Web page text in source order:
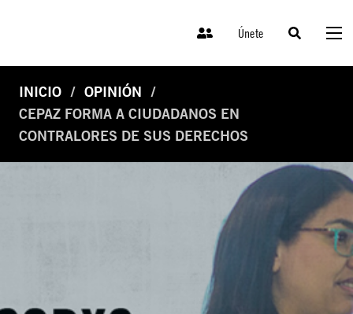
Únete
INICIO
OPINIÓN
CEPAZ FORMA A CIUDADANOS EN
CONTRALORES DE SUS DERECHOS